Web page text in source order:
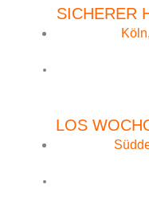
SICHERER
LOS